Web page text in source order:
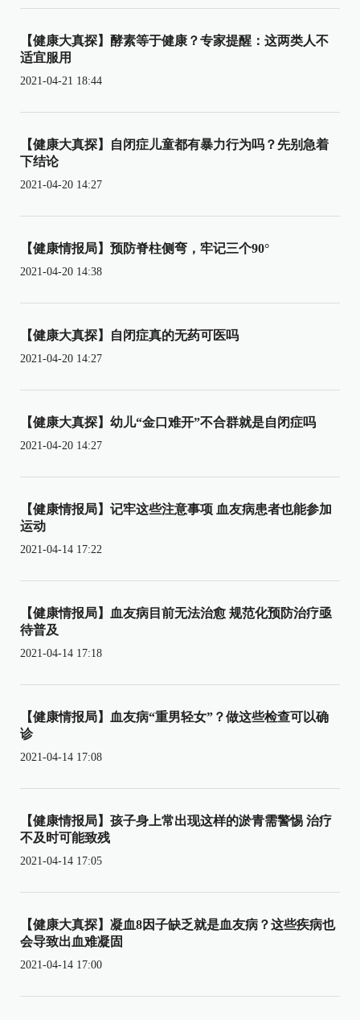
【健康大真探】酵素等于健康？专家提醒：这两类人不
适宜服用
2021-04-21 18:44
【健康大真探】自闭症儿童都有暴力行为吗？先别急着
下结论
2021-04-20 14:27
【健康情报局】预防脊柱侧弯，牢记三个90°
2021-04-20 14:38
【健康大真探】自闭症真的无药可医吗
2021-04-20 14:27
【健康大真探】幼儿“金口难开”不合群就是自闭症吗
2021-04-20 14:27
【健康情报局】记牢这些注意事项 血友病患者也能参加
运动
2021-04-14 17:22
【健康情报局】血友病目前无法治愈 规范化预防治疗亟
待普及
2021-04-14 17:18
【健康情报局】血友病“重男轻女”？做这些检查可以确
诊
2021-04-14 17:08
【健康情报局】孩子身上常出现这样的淤青需警惕 治疗
不及时可能致残
2021-04-14 17:05
【健康大真探】凝血8因子缺乏就是血友病？这些疾病也
会导致出血难凝固
2021-04-14 17:00